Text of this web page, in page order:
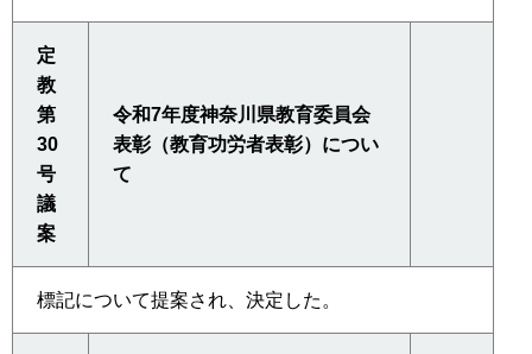
定
教
第
30
号
議
案
令和7年度神奈川県教育委員会
表彰（教育功労者表彰）につい
て
標記について提案され、決定した。